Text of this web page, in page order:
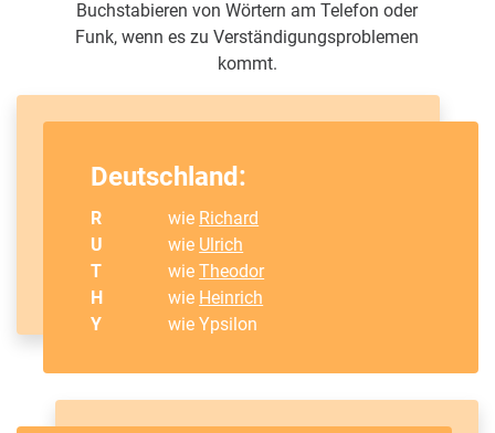
Buchstabieren von Wörtern am Telefon oder
Funk, wenn es zu Verständigungsproblemen
kommt.
Deutschland:
R wie Richard
U
wie Ulrich
T
wieTheodor
H
wie Heinrich
Y
wie Ypsilon